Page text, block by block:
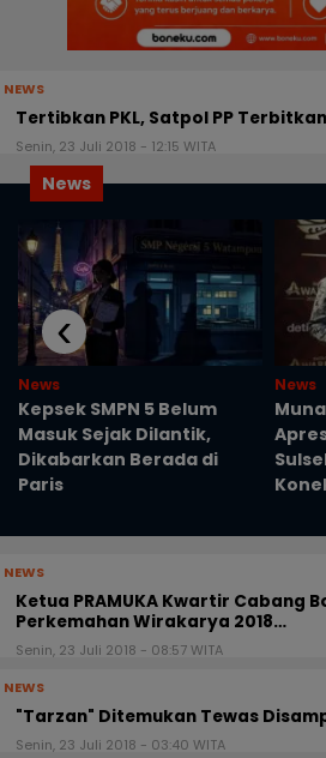
NEWS
Tertibkan PKL, Satpol PP
Senin, 23 Juli 2018 - 12:15 WITA
News
News
Kepsek SMPN 5 Belum
Masuk Sejak Dilantik,
Dikabarkan Berada di
Paris
News
‹
NEWS
Ketua PRAMUKA Kwartir Cabang
Perkemahan Wirakarya 2018…
Senin, 23 Juli 2018 - 08:57 WITA
NEWS
"Tarzan" Ditemukan Tewas
Senin, 23 Juli 2018 - 03:40 WITA